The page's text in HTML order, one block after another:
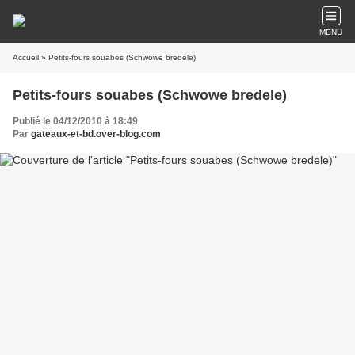
MENU
Accueil » Petits-fours souabes (Schwowe bredele)
Petits-fours souabes (Schwowe bredele)
Publié le 04/12/2010 à 18:49
Par gateaux-et-bd.over-blog.com